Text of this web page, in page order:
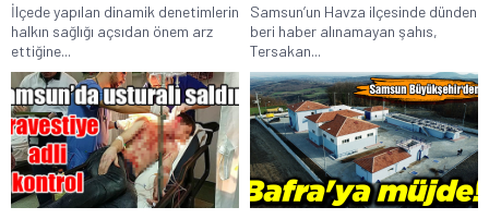
İlçede yapılan dinamik denetimlerin
halkın sağlığı açsıdan önem arz
ettiğine...
Samsun’un Havza ilçesinde dünden
beri haber alınamayan şahıs,
Tersakan...